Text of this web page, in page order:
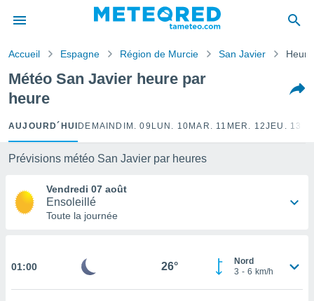
de
a
par
les
Accueil Espagne Région de Murcie San Javier
Météo San Javier heure par
heure
AUJOURD´HUI DEMAIN DIM. 09 LUN. 10 MAR. 11 MER. 12JEU. 13
Prévisions météo San Javier par heures
Vendredi 07 août
Ensoleillé
Toute la journée
01:00 26°
Nord
3 - 6 km/h